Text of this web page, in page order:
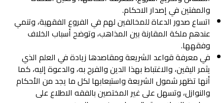
والمفتين في إصدار الاحكام.
اتساع صدور الدعاة للمخالفين لهم في الفروع الفقهية، وتنمي
عندهم ملكة المقارنة بين المذاهب، وتوضح أسباب الخلاف
وفقهها.
في معرفة قواعد الشريعة ومقاصدها زيادة في العلم الذي
يثمر اليقين، والاغتباط بهذا الدين والفرح به، والدعوة إليه، كما
أنها تظهر شمول الشريعة واستيعابها لكل ما يجد من الأحكام
والنوازل، وتسهل على غير المختصين بالفقه الاطلاع على